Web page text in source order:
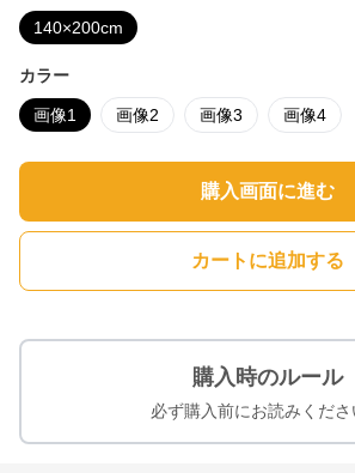
140×200cm
カラー
画像1 画像2 画像3 画像4
購入画面に進む
カートに追加する
購入時のルール
必ず購入前にお読みくださ